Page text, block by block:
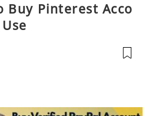
Buy Pinterest Acco